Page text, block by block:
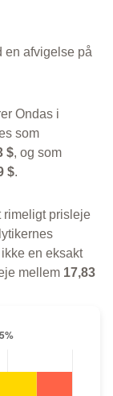
en afvigelse på
Ondas i
som
$, og som
$.
rimeligt prisleje
en eksakt
mellem 17,83